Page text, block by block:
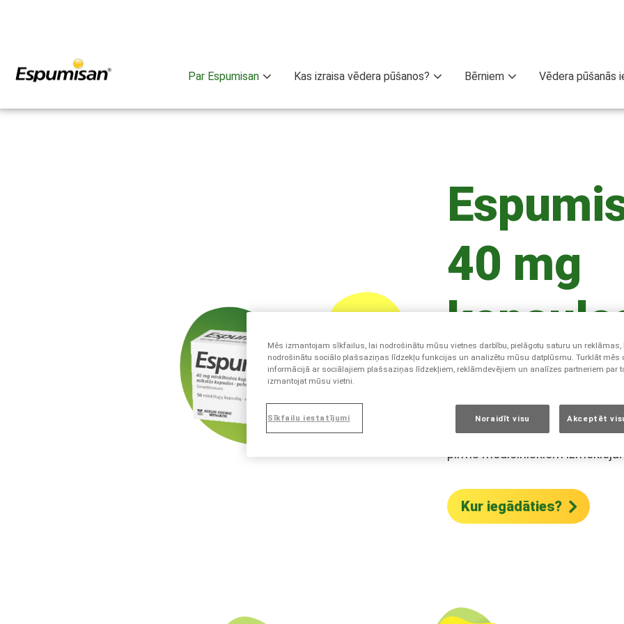
Par Espumisan Kas izraisa vēdera pūšanos? Bērniem Vēdera pūšanās
40 mg
Kapsulas ar 40 mg simetikona
gastrointestinālo sūdzību
Atvieglo vēdera pūšanos, ko
maltītes, paaugstināts
stress un mēnešreizes, un
pirms medicīniskiem
Kur iegādāties?
Mēs izmantojam sīkfailus, lai nodrošinātu mūsu vietnes darbību, pielāgotu saturu un reklāmas,
nodrošinātu sociālo plašsaziņas līdzekļu funkcijas un analizētu mūsu datplūsmu. Turklāt mēs
informācijā ar sociālajiem plašsaziņas līdzekļiem, reklāmdevējiem un analīzes partneriem par
izmantojat mūsu vietni.
Noraidīt visu Akceptēt
Sīkfailu iestatījumi